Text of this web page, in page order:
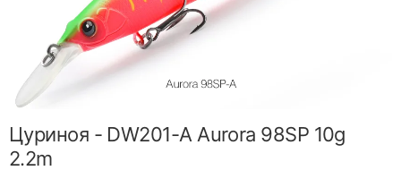
Цуриноя - DW201-A Aurora 98SP 10g
2.2m